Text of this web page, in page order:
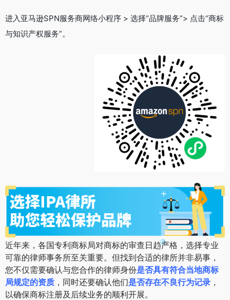
进入亚马逊SPN服务商网络小程序 > 选择“品牌服务”> 点击“商标
与知识产权服务”。
近年来，各国专利商标局对商标的审查日趋严格，选择专业
可靠的律师事务所至关重要。但找到合适的律所并非易事，
您不仅需要确认与您合作的律师身份是否具有符合当地商标
局规定的资质 ，同时还要确认他们是否存在不良行为记录 ，
以确保商标注册及后续业务的顺利开展。